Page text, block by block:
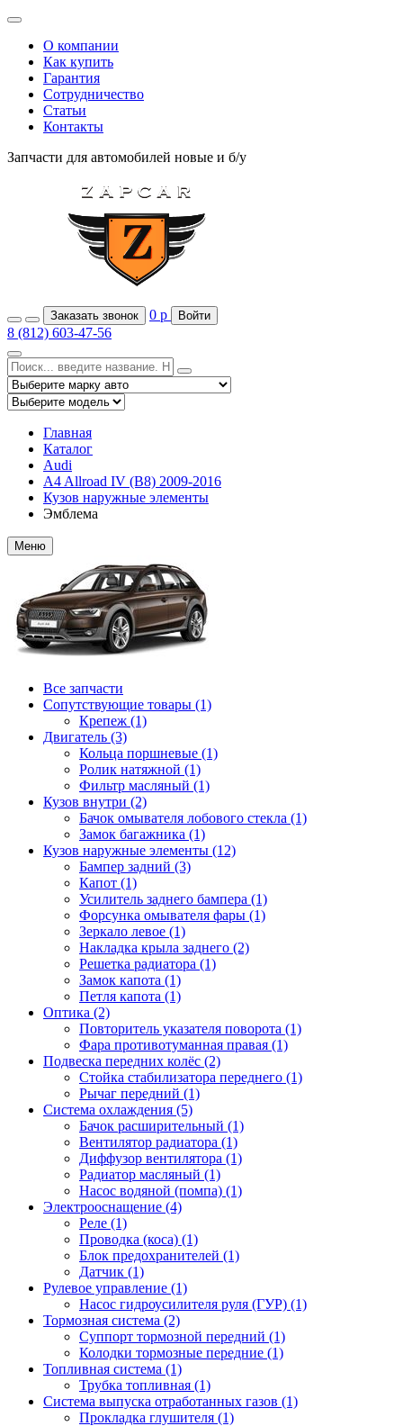
О компании
Как купить
Гарантия
Сотрудничество
Статьи
Контакты
Запчасти для автомобилей новые и б/у
Заказать звонок 0 р Войти
8 (812) 603-47-56
Главная
Каталог
Audi
A4 Allroad IV (B8) 2009-2016
Кузов наружные элементы
Эмблема
Меню
Все запчасти
Сопутствующие товары (1)
Крепеж (1)
Двигатель (3)
Кольца поршневые (1)
Ролик натяжной (1)
Фильтр масляный (1)
Кузов внутри (2)
Бачок омывателя лобового стекла (1)
Замок багажника (1)
Кузов наружные элементы (12)
Бампер задний (3)
Капот (1)
Усилитель заднего бампера (1)
Форсунка омывателя фары (1)
Зеркало левое (1)
Накладка крыла заднего (2)
Решетка радиатора (1)
Замок капота (1)
Петля капота (1)
Оптика (2)
Повторитель указателя поворота (1)
Фара противотуманная правая (1)
Подвеска передних колёс (2)
Стойка стабилизатора переднего (1)
Рычаг передний (1)
Система охлаждения (5)
Бачок расширительный (1)
Вентилятор радиатора (1)
Диффузор вентилятора (1)
Радиатор масляный (1)
Насос водяной (помпа) (1)
Электрооснащение (4)
Реле (1)
Проводка (коса) (1)
Блок предохранителей (1)
Датчик (1)
Рулевое управление (1)
Насос гидроусилителя руля (ГУР) (1)
Тормозная система (2)
Суппорт тормозной передний (1)
Колодки тормозные передние (1)
Топливная система (1)
Трубка топливная (1)
Система выпуска отработанных газов (1)
Прокладка глушителя (1)